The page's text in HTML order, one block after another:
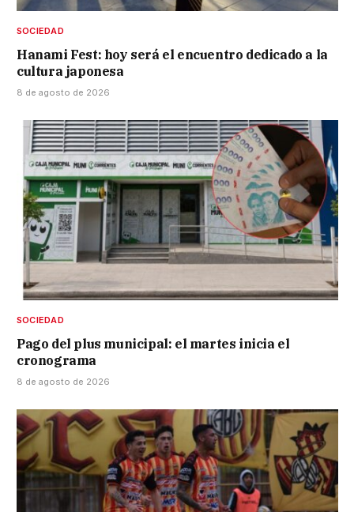
SOCIEDAD
Hanami Fest: hoy será el encuentro dedicado a la
cultura japonesa
8 de agosto de 2026
SOCIEDAD
Pago del plus municipal: el martes inicia el
cronograma
8 de agosto de 2026